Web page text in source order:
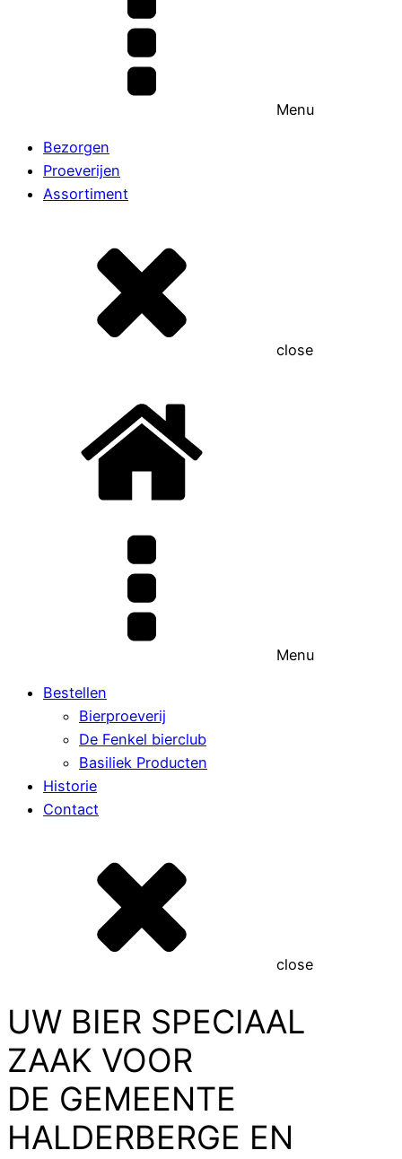
Menu
Bezorgen
Proeverijen
Assortiment
close
Menu
Bestellen
Bierproeverij
De Fenkel bierclub
Basiliek Producten
Historie
Contact
close
UW BIER SPECIAAL
ZAAK VOOR
DE GEMEENTE
HALDERBERGE EN